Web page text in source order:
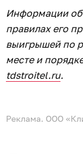
Информации об
правилах его
выигрышей по
месте и
tdstroitel.ru.
Реклама. ООО